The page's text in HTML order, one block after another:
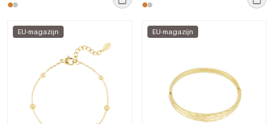
EU-magazijn EU-magazijn